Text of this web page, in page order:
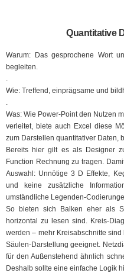
Quantitative
Warum: Das gesprochene Wort
begleiten.
.
Wie: Treffend, einprägsame und
.
Was: Wie Power-Point den Nutzen
verleitet, biete auch Excel diese
zum Darstellen quantitativer Daten,
Bereits hier gilt es als Designer
Function Rechnung zu tragen.
Auswahl: Unnötige 3 D Effekte,
und keine zusätzliche
umständliche Legenden-
So bieten sich Balken eher als
horizontal zu lesen sind. Kreis-
werden – mehr Kreisabschnitte
Säulen-Darstellung geeignet.
für den Außenstehend ähnlich
Deshalb sollte eine einfache Logik